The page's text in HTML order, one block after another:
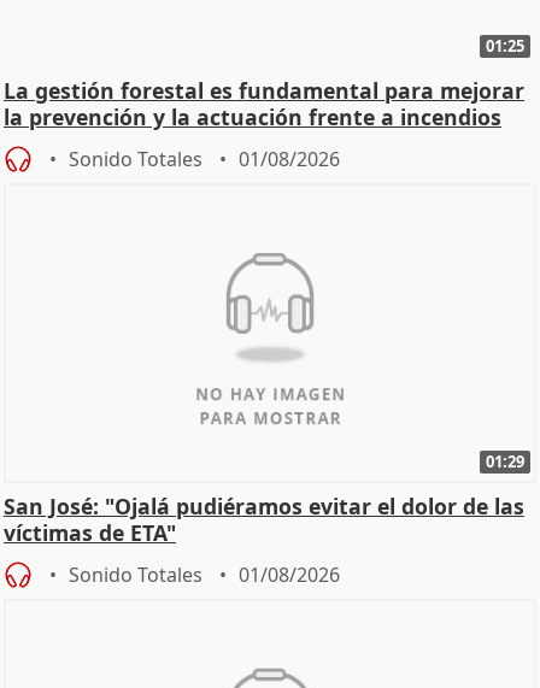
01:25
La gestión forestal es fundamental para mejorar
la prevención y la actuación frente a incendios
Sonido Totales 01/08/2026
01:29
San José: "Ojalá pudiéramos evitar el dolor de las
víctimas de ETA"
Sonido Totales 01/08/2026